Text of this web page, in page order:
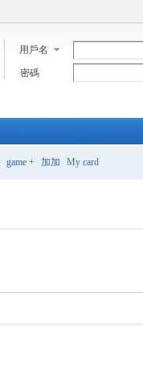
用戶名
密碼
game + 加加 My card